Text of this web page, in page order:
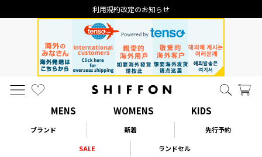
利用規約改定のお知らせ
MENS WOMENS KIDS
ブランド 新着
先行予約
SALE
ランドセル